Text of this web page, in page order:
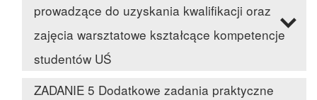
prowadzące do uzyskania kwalifikacji oraz
zajęcia warsztatowe kształcące kompetencje
studentów UŚ
ZADANIE 5 Dodatkowe zadania praktyczne